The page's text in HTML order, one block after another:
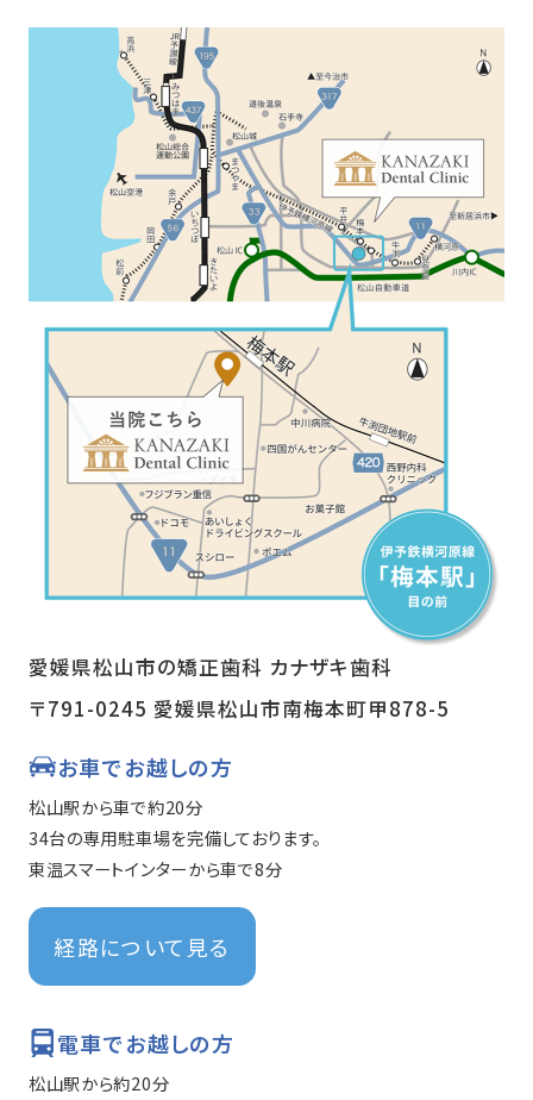
愛媛県松山市の矯正歯科 カナザキ歯科
〒791-0245 愛媛県松山市南梅本町甲878-5
お車でお越しの方
松山駅から車で約20分
34台の専用駐車場を完備しております。
東温スマートインターから車で8分
経路について見る
電車でお越しの方
松山駅から約20分